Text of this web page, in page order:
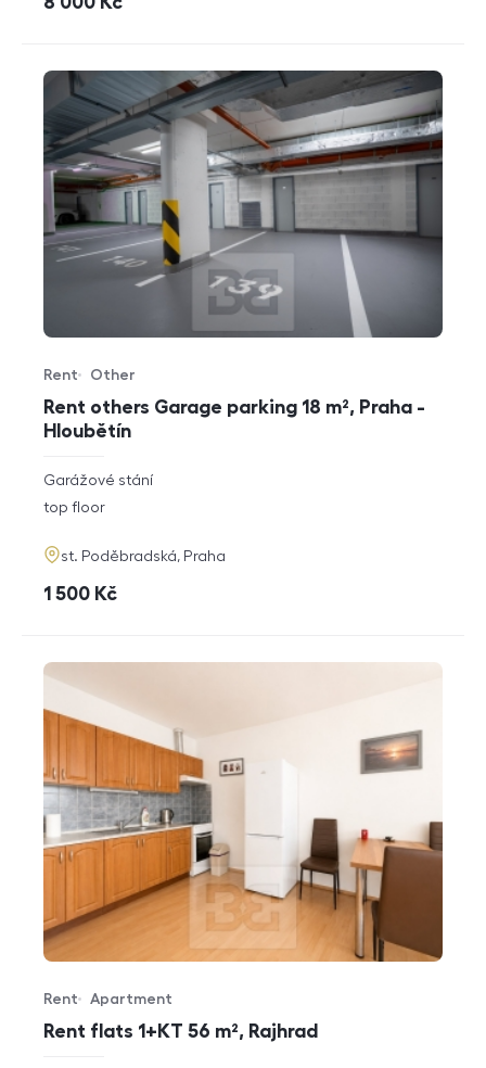
Rent others Garage parking 18 m², Praha -
Hloubětín
Offer type
Rent
Property type
Other
rozměry
disposition
Garážové stání
funkce
top floor
adresa
st. Poděbradská, Praha
cena
1 500 Kč
Rent flats 1+KT 56 m², Rajhrad
Offer type
Rent
Property type
Apartment